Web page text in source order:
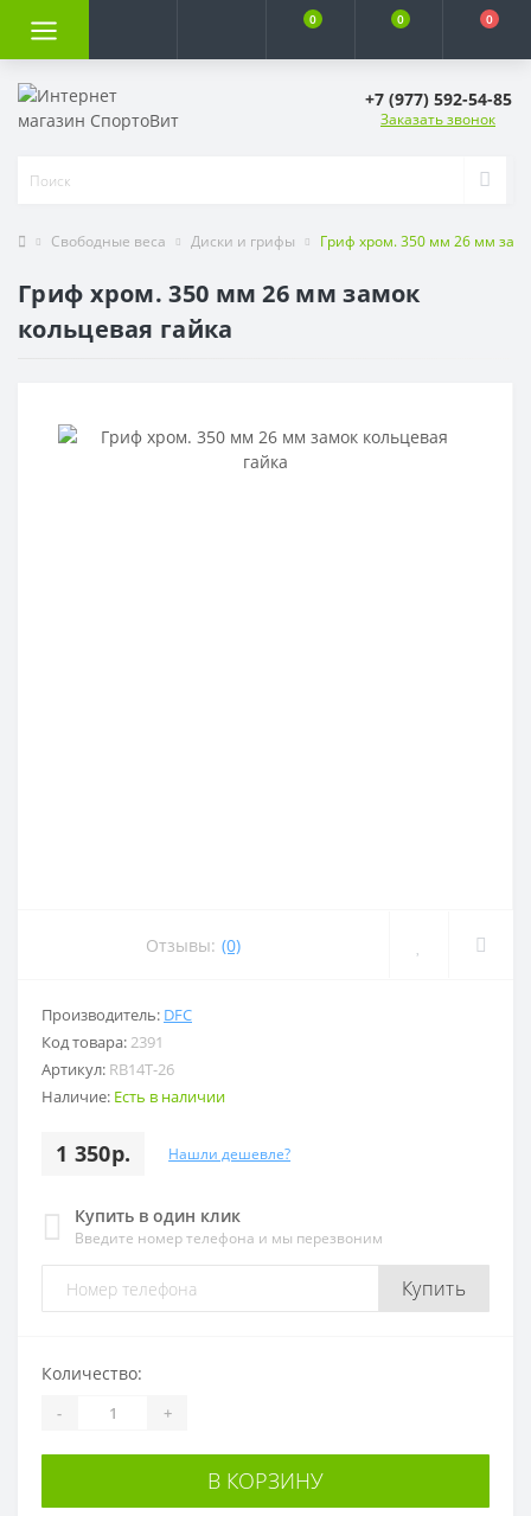
0 0 0
+7 (977) 592-54-85
Заказать звонок
Свободные веса Диски и грифы Гриф хром. 350 мм 26 мм
Гриф хром. 350 мм 26 мм замок
кольцевая гайка
Отзывы: (0)
Производитель: DFC
Код товара:2391
Артикул: RB14T-26
Наличие: Есть в наличии
1 350р. Нашли дешевле?
Купить в один клик
Введите номер телефона и мы перезвоним
Купить
Количество:
- +
В КОРЗИНУ